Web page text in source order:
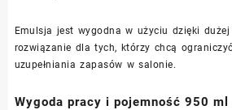
Emulsja jest wygodna w użyciu dzięki
rozwiązanie dla tych, którzy chcą
uzupełniania zapasów w salonie.
Wygoda pracy i pojemność 950